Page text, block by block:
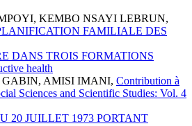
KEMBO NSAYI LEBRUN,
FAMILIALE DES
DANS TROIS FORMATIONS
health
GABIN, AMISI IMANI, Contribution à
Sciences and Scientific Studies: Vol. 4
20 JUILLET 1973 PORTANT